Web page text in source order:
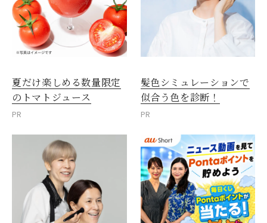
夏だけ楽しめる数量限定
のトマトジュース
PR
髪色シミュレーションで
似合う色を診断！
PR